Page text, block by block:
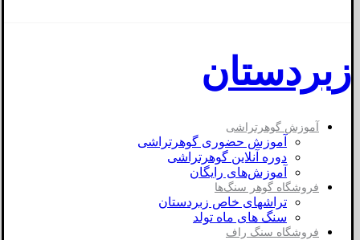
زبردستان
آموزش گوهرتراشی
آموزش حضوری گوهرتراشی
دوره آنلاین گوهرتراشی
آموزش‌های رایگان
فروشگاه گوهر سنگ‌ها
تراشهای خاص زبردستان
سنگ های ماه تولد
فروشگاه سنگ راف